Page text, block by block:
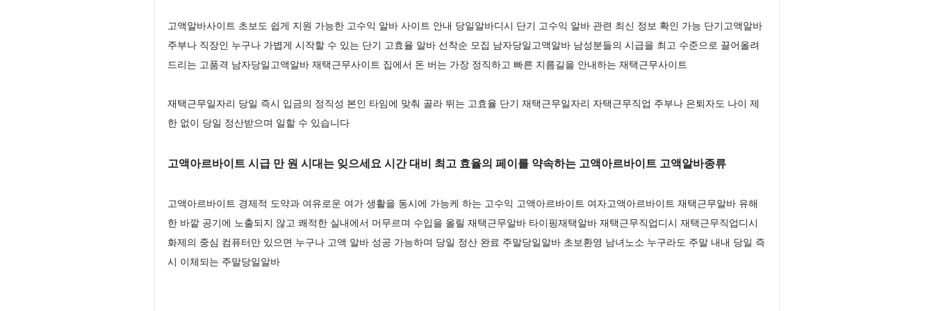
고액알바사이트 초보도 쉽게 지원 가능한 고수익 알바 사이트 안내 당일알바디시 단기 고수익 알바 관련 최신 정보 확인 가능 단기고액알바
주부나 직장인 누구나 가볍게 시작할 수 있는 단기 고효율 알바 선착순 모집 남자당일고액알바 남성분들의 시급을 최고 수준으로 끌어올려
드리는 고품격 남자당일고액알바 재택근무사이트 집에서 돈 버는 가장 정직하고 빠른 지름길을 안내하는 재택근무사이트
재택근무일자리 당일 즉시 입금의 정직성 본인 타임에 맞춰 골라 뛰는 고효율 단기 재택근무일자리 자택근무직업 주부나 은퇴자도 나이 제
한 없이 당일 정산받으며 일할 수 있습니다
고액아르바이트 시급 만 원 시대는 잊으세요 시간 대비 최고 효율의 페이를 약속하는 고액아르바이트 고액알바종류
고액아르바이트 경제적 도약과 여유로운 여가 생활을 동시에 가능케 하는 고수익 고액아르바이트 여자고액아르바이트 재택근무알바 유해
한 바깥 공기에 노출되지 않고 쾌적한 실내에서 머무르며 수입을 올릴 재택근무알바 타이핑재택알바 재택근무직업디시 재택근무직업디시
화제의 중심 컴퓨터만 있으면 누구나 고액 알바 성공 가능하며 당일 정산 완료 주말당일알바 초보환영 남녀노소 누구라도 주말 내내 당일 즉
시 이체되는 주말당일알바